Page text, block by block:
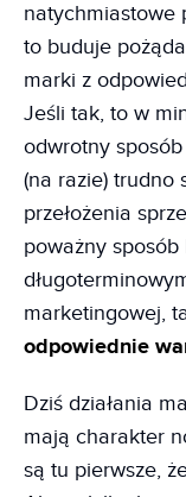
natychmiastowe
to buduje
marki z
Jeśli tak, to w
odwrotny
(na razie) trudno
przełożenia
poważny
marketingowej,
odpowiednie
Dziś działania
mają charakter
są tu pierwsze,